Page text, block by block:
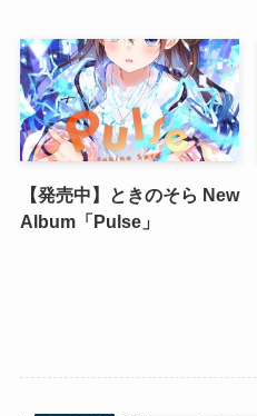
【発売中】ときのそら New
Album「Pulse」